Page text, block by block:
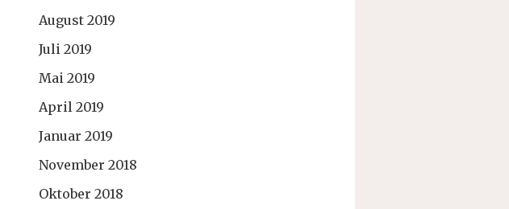
August 2019
Juli 2019
Mai 2019
April 2019
Januar 2019
November 2018
Oktober 2018